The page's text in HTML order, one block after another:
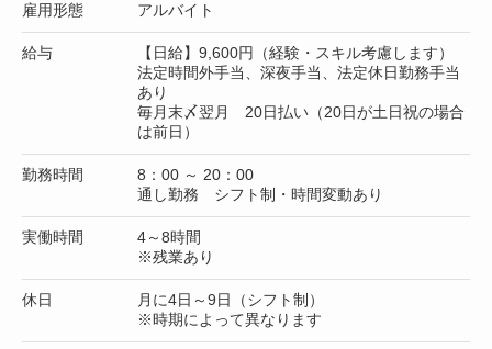
雇用形態 アルバイト
給与
【日給】9,600円（経験・スキル考慮します）
法定時間外手当、深夜手当、法定休日勤務手当
あり
毎月末〆翌月 20日払い（20日が土日祝の場合
は前日）
勤務時間
8：00 ～ 20：00
通し勤務 シフト制・時間変動あり
実働時間
4～8時間
※残業あり
休日
月に4日～9日（シフト制）
※時期によって異なります